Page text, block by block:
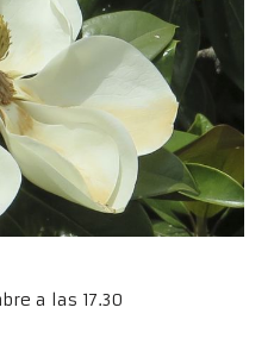
a las 17.30